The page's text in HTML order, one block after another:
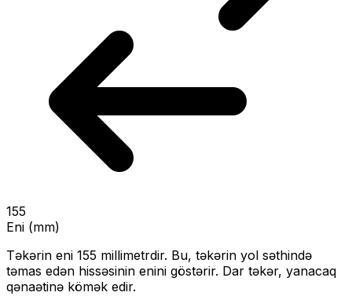
155
Eni (mm)
Təkərin eni 155 millimetrdir. Bu, təkərin yol səthində
təmas edən hissəsinin enini göstərir. Dar təkər, yanacaq
qənaətinə kömək edir.